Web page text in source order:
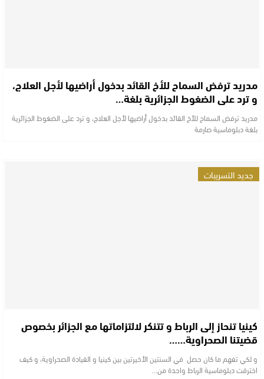
مدريد ترفض السماح للأخ القائد بدخول أراضيها لأجل العلاج،
و ترد على الضغوط الجزائرية بلغة…
مدريد ترفض السماح للأخ القائد بدخول أراضيها لأجل العلاج، و ترد على الضغوط الجزائرية
بلغة دبلوماسية صارمة
جديد التسريبات
كينيا تنحاز إلى الرباط و تتنكر لالتزاماتها مع الجزائر بخصوص
قضيتنا الصحراوية……
و لكي تفهم ما كان حصل في السنتين الأخيرتين بين كينيا و القيادة الصحراوية، و كيف
اخترقت دبلوماسية الرباط واحدة من…